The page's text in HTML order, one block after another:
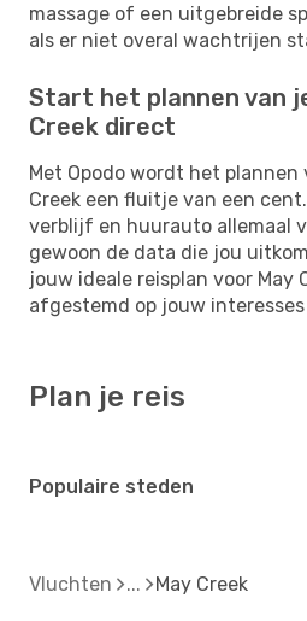
massage of een uitgebreide
als er niet overal wachtrijen
Start het plannen van
Creek direct
Met Opodo wordt het plannen
Creek een fluitje van een
verblijf en huurauto allemaal
gewoon de data die jou
jouw ideale reisplan voor May
afgestemd op jouw
Plan je reis
Populaire steden
Vluchten May Creek